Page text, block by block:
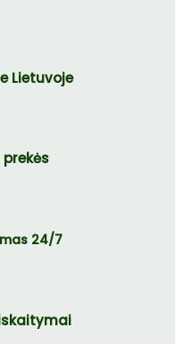
Lietuvoje
24/7